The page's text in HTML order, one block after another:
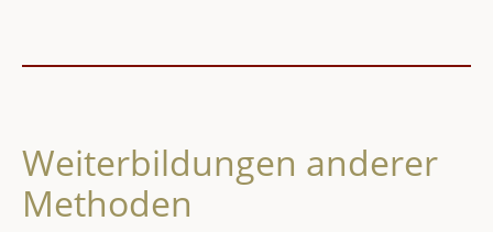
Weiterbildungen anderer
Methoden